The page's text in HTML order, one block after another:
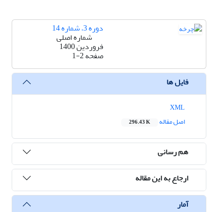
دوره 3، شماره 14
شماره اصلی
فروردین 1400
صفحه1-2
فایل ها
اصل مقاله
296.43 K
هم رسانی
ارجاع به این مقاله
آمار